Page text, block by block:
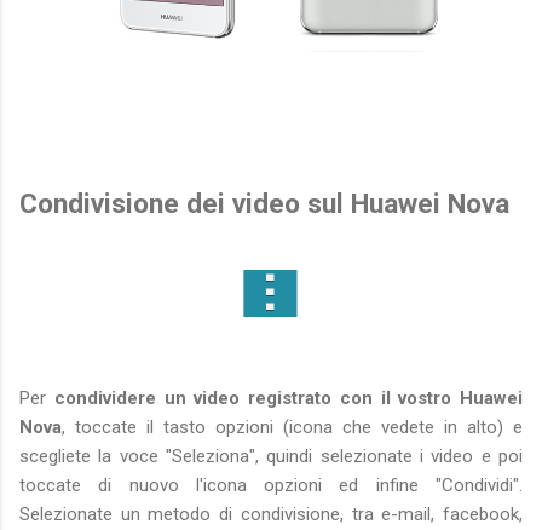
Condivisione dei video sul Huawei Nova
Per condividere un video registrato con il vostro Huawei
Nova, toccate il tasto opzioni (icona che vedete in alto) e
scegliete la voce "Seleziona", quindi selezionate i video e poi
toccate di nuovo l'icona opzioni ed infine "Condividi".
Selezionate un metodo di condivisione, tra e-mail, facebook,